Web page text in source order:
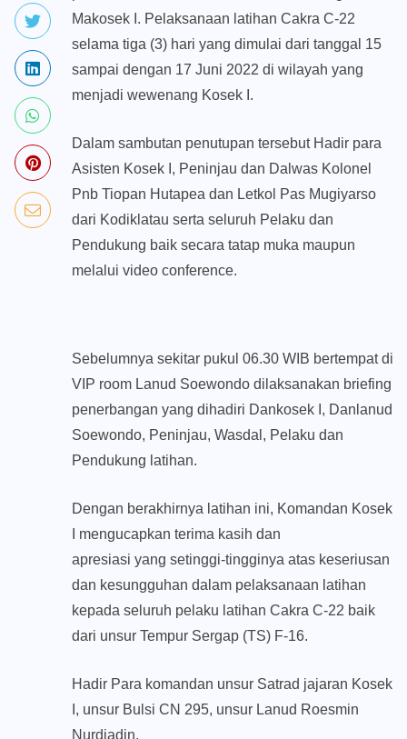
Makosek I. Pelaksanaan latihan Cakra C-22
selama tiga (3) hari yang dimulai dari tanggal 15
sampai dengan 17 Juni 2022 di wilayah yang
menjadi wewenang Kosek I.
Dalam sambutan penutupan tersebut Hadir para
Asisten Kosek I, Peninjau dan Dalwas Kolonel
Pnb Tiopan Hutapea dan Letkol Pas Mugiyarso
dari Kodiklatau serta seluruh Pelaku dan
Pendukung baik secara tatap muka maupun
melalui video conference.
Sebelumnya sekitar pukul 06.30 WIB bertempat di
VIP room Lanud Soewondo dilaksanakan briefing
penerbangan yang dihadiri Dankosek I, Danlanud
Soewondo, Peninjau, Wasdal, Pelaku dan
Pendukung latihan.
Dengan berakhirnya latihan ini, Komandan Kosek
I mengucapkan terima kasih dan
apresiasi yang setinggi-tingginya atas keseriusan
dan kesungguhan dalam pelaksanaan latihan
kepada seluruh pelaku latihan Cakra C-22 baik
dari unsur Tempur Sergap (TS) F-16.
Hadir Para komandan unsur Satrad jajaran Kosek
I, unsur Bulsi CN 295, unsur Lanud Roesmin
Nurdjadin,